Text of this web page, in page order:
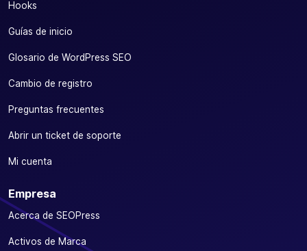
Hooks
Guías de inicio
Glosario de WordPress SEO
Cambio de registro
Preguntas frecuentes
Abrir un ticket de soporte
Mi cuenta
Empresa
Acerca de SEOPress
Activos de Marca